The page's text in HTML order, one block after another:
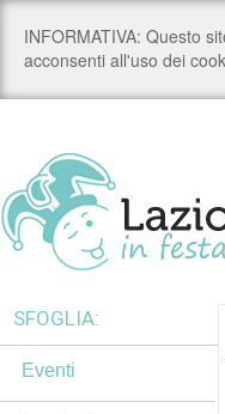
SFOGLIA:
Eventi